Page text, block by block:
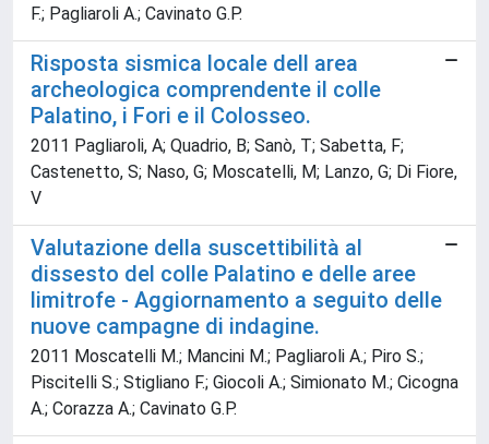
F.; Pagliaroli A.; Cavinato G.P.
Risposta sismica locale dell area
archeologica comprendente il colle
Palatino, i Fori e il Colosseo.
2011 Pagliaroli, A; Quadrio, B; Sanò, T; Sabetta, F;
Castenetto, S; Naso, G; Moscatelli, M; Lanzo, G; Di Fiore,
V
Valutazione della suscettibilità al
dissesto del colle Palatino e delle aree
limitrofe - Aggiornamento a seguito delle
nuove campagne di indagine.
2011 Moscatelli M.; Mancini M.; Pagliaroli A.; Piro S.;
Piscitelli S.; Stigliano F.; Giocoli A.; Simionato M.; Cicogna
A.; Corazza A.; Cavinato G.P.